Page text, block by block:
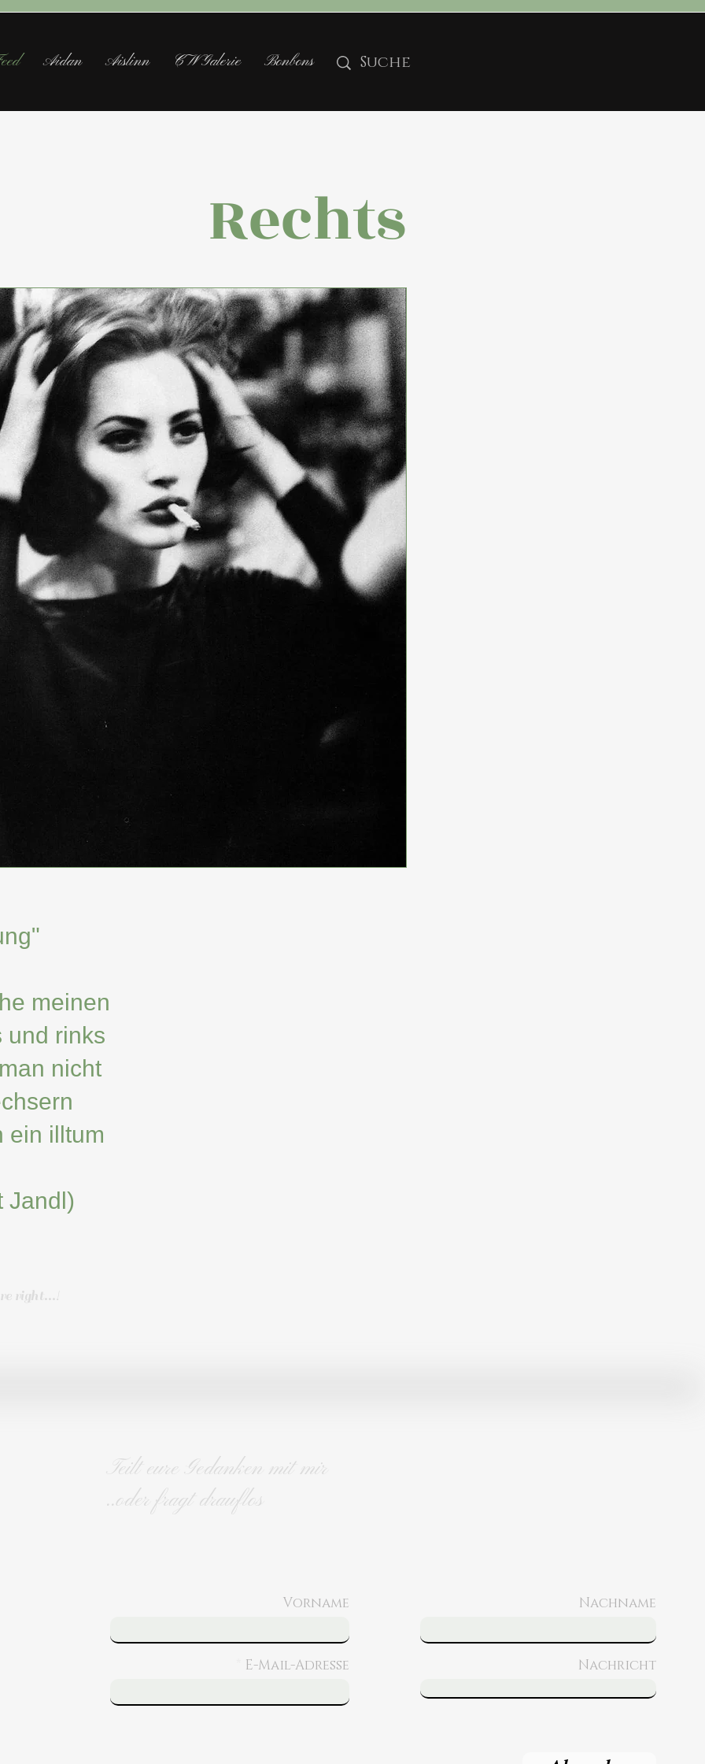
Aidan Aislinn CW Galerie Bonbons Über mich
Rechts
meinen
und rinks
nicht
ein illtum
Jandl)
right...!
Teilt eure Gedanken mit mir
..oder fragt drauflos
Vorname
E-Mail-Adresse
Nachname
Nachricht